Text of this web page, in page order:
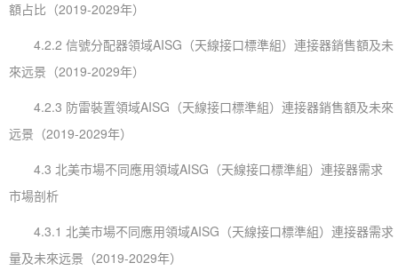
額占比（2019-2029年）
4.2.2 信號分配器領域AISG（天線接口標準組）連接器銷售額及未
來远景（2019-2029年）
4.2.3 防雷裝置領域AISG（天線接口標準組）連接器銷售額及未來
远景（2019-2029年）
4.3 北美市場不同應用領域AISG（天線接口標準組）連接器需求
市場剖析
4.3.1 北美市場不同應用領域AISG（天線接口標準組）連接器需求
量及未來远景（2019-2029年）